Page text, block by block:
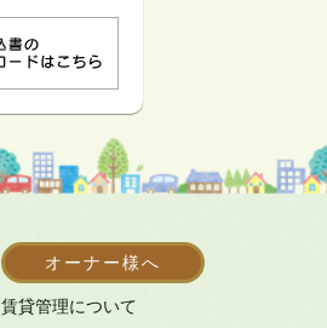
オーナー様へ
賃貸管理について